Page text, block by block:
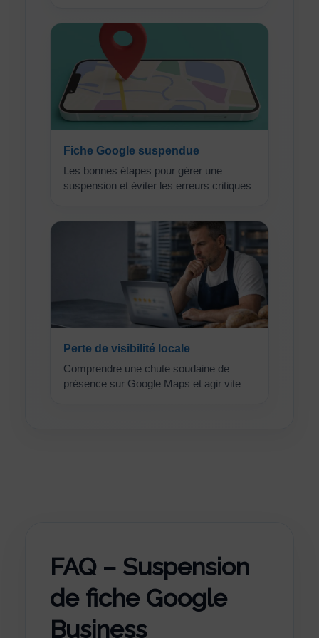
Fiche Google suspendue
Les bonnes étapes pour gérer une
suspension et éviter les erreurs critiques
Perte de visibilité locale
Comprendre une chute soudaine de
présence sur Google Maps et agir vite
FAQ – Suspension
de fiche Google
Business